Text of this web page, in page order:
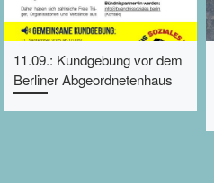
11.09.: Kundgebung vor dem
Berliner Abgeordnetenhaus